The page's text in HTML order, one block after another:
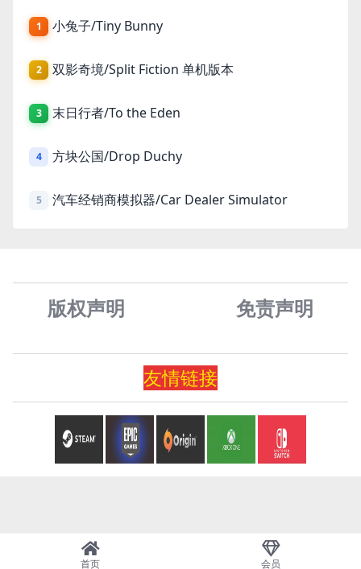
1 小兔子/Tiny Bunny
2 双影奇境/Split Fiction 单机版本
3 末日行者/To the Eden
4 方块公国/Drop Duchy
5 汽车经销商模拟器/Car Dealer Simulator
版权声明 免责声明
友情链接
首页 会员